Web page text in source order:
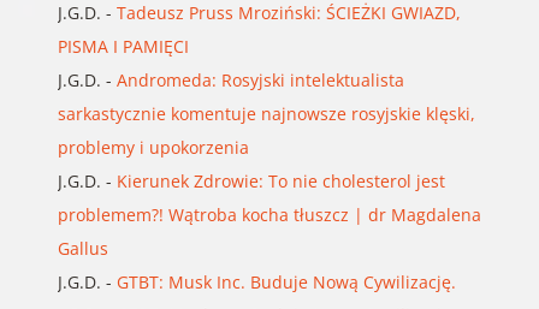
J.G.D. - Tadeusz Pruss Mroziński: ŚCIEŻKI GWIAZD,
PISMA I PAMIĘCI
J.G.D. - Andromeda: Rosyjski intelektualista
sarkastycznie komentuje najnowsze rosyjskie klęski,
problemy i upokorzenia
J.G.D. - Kierunek Zdrowie: To nie cholesterol jest
problemem?! Wątroba kocha tłuszcz | dr Magdalena
Gallus
J.G.D. - GTBT: Musk Inc. Buduje Nową Cywilizację.